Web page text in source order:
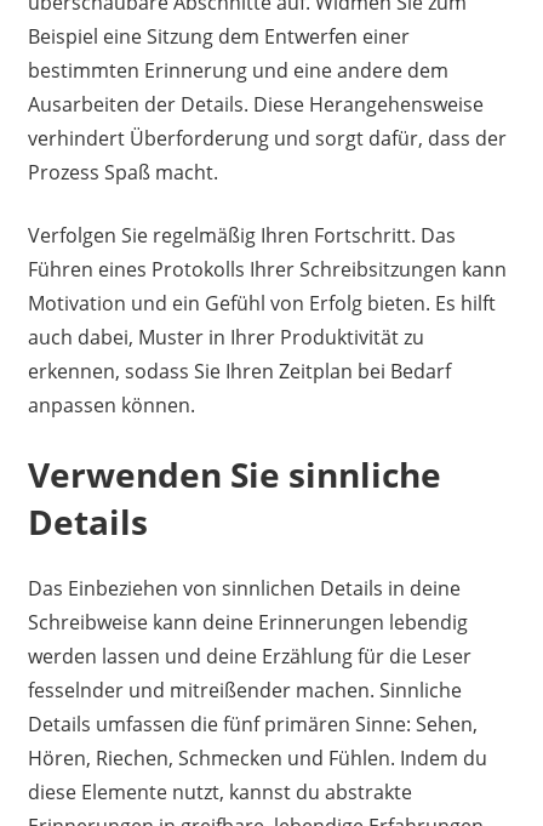
Beispiel eine Sitzung dem Entwerfen einer
bestimmten Erinnerung und eine andere dem
Ausarbeiten der Details. Diese Herangehensweise
verhindert Überforderung und sorgt dafür, dass der
Prozess Spaß macht.
Verfolgen Sie regelmäßig Ihren Fortschritt. Das
Führen eines Protokolls Ihrer Schreibsitzungen kann
Motivation und ein Gefühl von Erfolg bieten. Es hilft
auch dabei, Muster in Ihrer Produktivität zu
erkennen, sodass Sie Ihren Zeitplan bei Bedarf
anpassen können.
Verwenden Sie sinnliche
Details
Das Einbeziehen von sinnlichen Details in deine
Schreibweise kann deine Erinnerungen lebendig
werden lassen und deine Erzählung für die Leser
fesselnder und mitreißender machen. Sinnliche
Details umfassen die fünf primären Sinne: Sehen,
Hören, Riechen, Schmecken und Fühlen. Indem du
diese Elemente nutzt, kannst du abstrakte